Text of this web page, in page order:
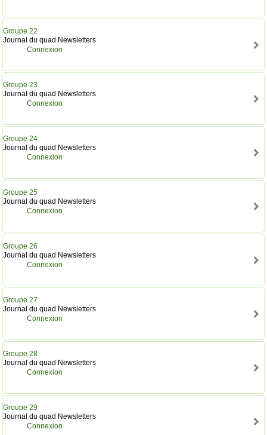
Groupe 22
Journal du quad Newsletters
Connexion
Groupe 23
Journal du quad Newsletters
Connexion
Groupe 24
Journal du quad Newsletters
Connexion
Groupe 25
Journal du quad Newsletters
Connexion
Groupe 26
Journal du quad Newsletters
Connexion
Groupe 27
Journal du quad Newsletters
Connexion
Groupe 28
Journal du quad Newsletters
Connexion
Groupe 29
Journal du quad Newsletters
Connexion